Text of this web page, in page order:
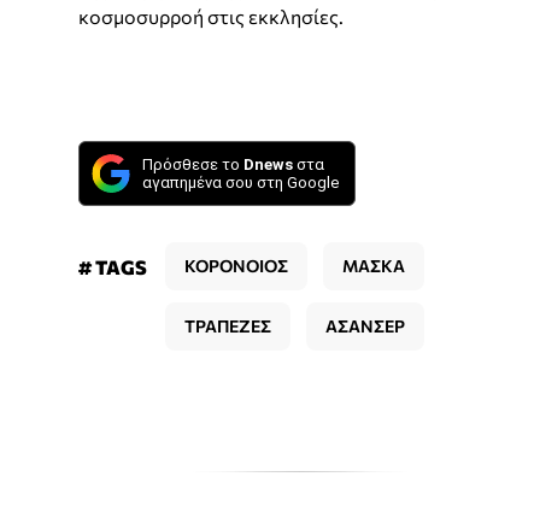
κοσμοσυρροή στις εκκλησίες.
Πρόσθεσε το Dnews στα
αγαπημένα σου στη Google
# TAGS ΚΟΡΟΝΟΙΟΣ ΜΑΣΚΑ
ΤΡΑΠΕΖΕΣ ΑΣΑΝΣΕΡ